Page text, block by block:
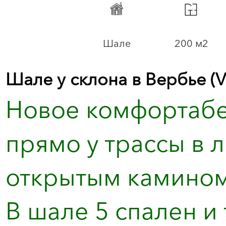
Шале 200 м2
Шале у склона в Вербье
Новое
прямо у трассы в
открытым
В шале 5 спален и